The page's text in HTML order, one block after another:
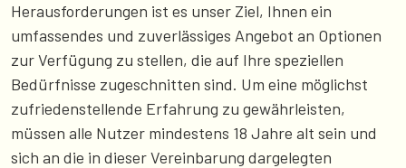
Herausforderungen ist es unser Ziel, Ihnen ein
umfassendes und zuverlässiges Angebot an Optionen
zur Verfügung zu stellen, die auf Ihre speziellen
Bedürfnisse zugeschnitten sind. Um eine möglichst
zufriedenstellende Erfahrung zu gewährleisten,
müssen alle Nutzer mindestens 18 Jahre alt sein und
sich an die in dieser Vereinbarung dargelegten